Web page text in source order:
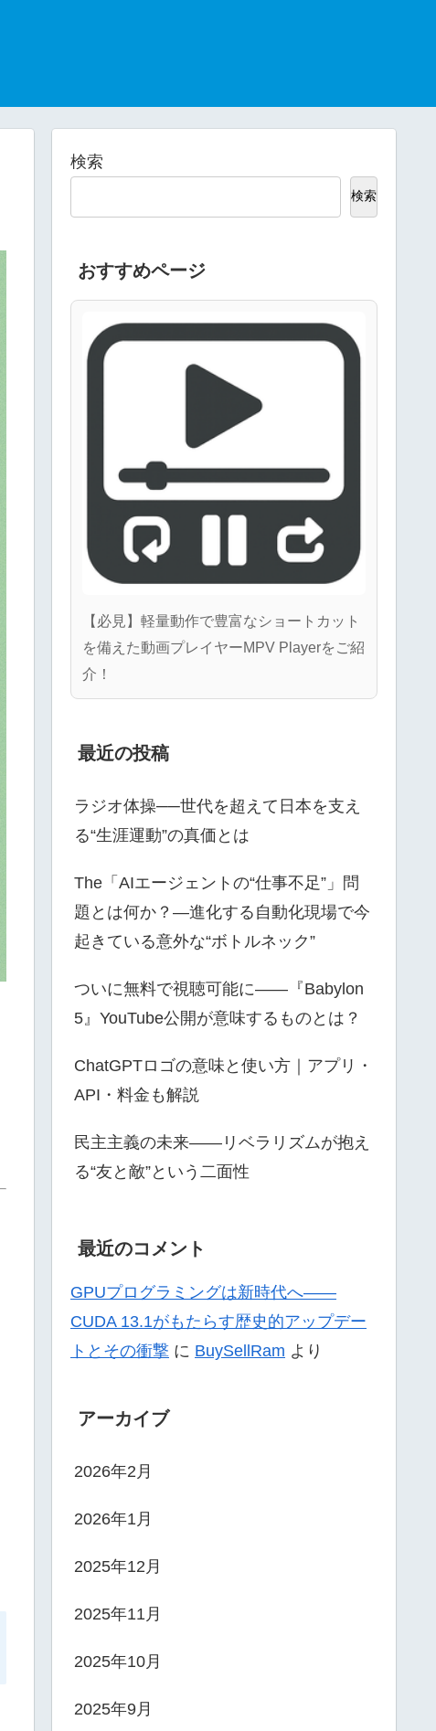
検索
検索
おすすめページ
【必見】軽量動作で豊富なショートカット
を備えた動画プレイヤーMPV Playerをご紹
介！
最近の投稿
ラジオ体操──世代を超えて日本を支え
る“生涯運動”の真価とは
The「AIエージェントの“仕事不足”」問
題とは何か？—進化する自動化現場で今
起きている意外な“ボトルネック”
ついに無料で視聴可能に――『Babylon
5』YouTube公開が意味するものとは？
ChatGPTロゴの意味と使い方｜アプリ・
API・料金も解説
民主主義の未来――リベラリズムが抱え
る“友と敵”という二面性
最近のコメント
GPUプログラミングは新時代へ——
CUDA 13.1がもたらす歴史的アップデー
トとその衝撃 に BuySellRam より
アーカイブ
2026年2月
2026年1月
2025年12月
2025年11月
2025年10月
2025年9月